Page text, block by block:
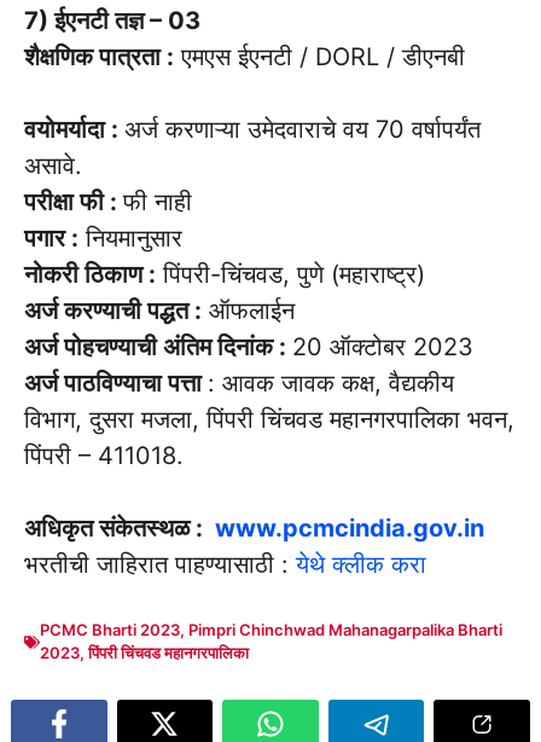
7) ईएनटी तज्ञ – 03
शैक्षणिक पात्रता : एमएस ईएनटी / DORL / डीएनबी
वयोमर्यादा : अर्ज करणाऱ्या उमेदवाराचे वय 70 वर्षापर्यंत
असावे.
परीक्षा फी :फी नाही
पगार : नियमानुसार
नोकरी ठिकाण : पिंपरी-चिंचवड, पुणे (महाराष्ट्र)
अर्ज करण्याची पद्धत : ऑफलाईन
अर्ज पोहचण्याची अंतिम दिनांक : 20 ऑक्टोबर 2023
अर्ज पाठविण्याचा पत्ता : आवक जावक कक्ष, वैद्यकीय
विभाग, दुसरा मजला, पिंपरी चिंचवड महानगरपालिका भवन,
पिंपरी – 411018.
अधिकृत संकेतस्थळ : www.pcmcindia.gov.in
भरतीची जाहिरात पाहण्यासाठी :येथे क्लीक करा
PCMC Bharti 2023, Pimpri Chinchwad Mahanagarpalika Bharti
2023,पिंपरी चिंचवड महानगरपालिका